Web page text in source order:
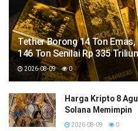
Tether Borong 14 Ton
146 Ton Senilai Rp 335 Triliun
2026-08-09 0
Harga Kripto 8
Solana Memimpin
2026-08-09 0